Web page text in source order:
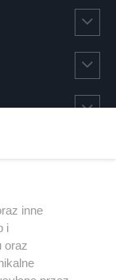
inne
i
oraz